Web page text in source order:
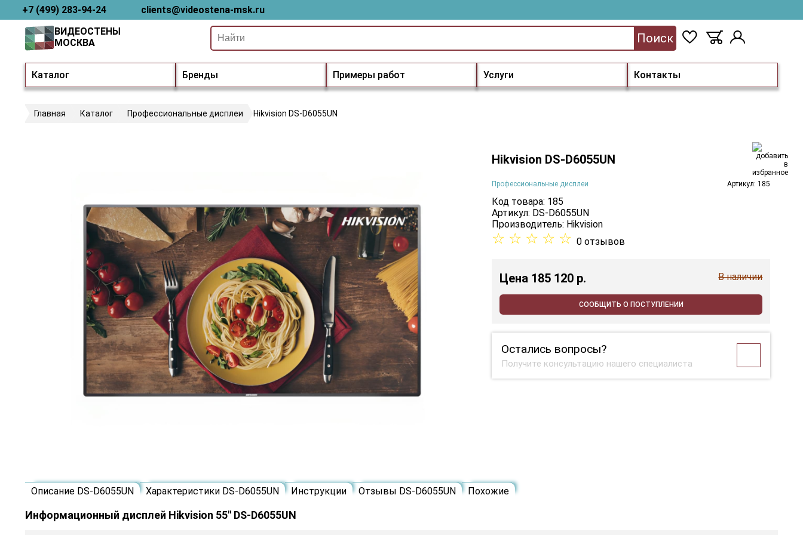
+7 (499) 283-94-24 clients@videostena-msk.ru
Каталог Бренды Примеры работ Услуги Контакты
ВИДЕОСТЕНЫ
МОСКВА
Поиск
Главная Каталог Профессиональные дисплеи Hikvision DS-D6055UN
Hikvision DS-D6055UN
Профессиональные дисплеи Артикул: 185
Код товара: 185
Артикул: DS-D6055UN
Производитель: Hikvision
☆ ☆ ☆ ☆ ☆ 0 отзывов
Цена 185 120 p. В наличии
СООБЩИТЬ О ПОСТУПЛЕНИИ
Остались вопросы?
Получите консультацию нашего специалиста
Описание DS-D6055UN Характеристики DS-D6055UN Инструкции Отзывы DS-D6055UN Похожие
Информационный дисплей Hikvision 55" DS-D6055UN